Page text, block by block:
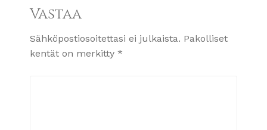
Vastaa
Sähköpostiosoitettasi ei julkaista. Pakolliset
kentät on merkitty *